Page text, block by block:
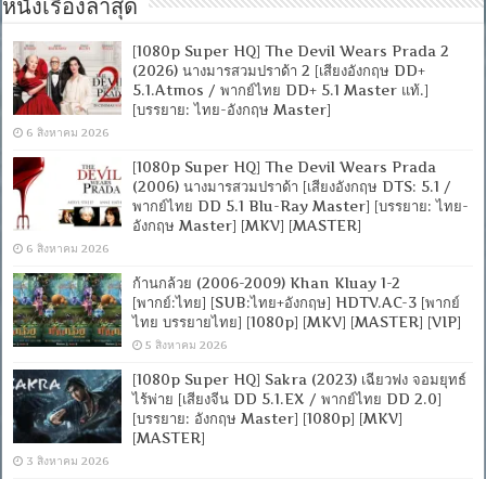
หนังเรื่องล่าสุด
[1080p Super HQ] The Devil Wears Prada 2
(2026) นางมารสวมปราด้า 2 [เสียงอังกฤษ DD+
5.1.Atmos / พากย์ไทย DD+ 5.1 Master แท้.]
[บรรยาย: ไทย-อังกฤษ Master]
6 สิงหาคม 2026
[1080p Super HQ] The Devil Wears Prada
(2006) นางมารสวมปราด้า [เสียงอังกฤษ DTS: 5.1 /
พากย์ไทย DD 5.1 Blu-Ray Master] [บรรยาย: ไทย-
อังกฤษ Master] [MKV] [MASTER]
6 สิงหาคม 2026
ก้านกล้วย (2006-2009) Khan Kluay 1-2
[พากย์:ไทย] [SUB:ไทย+อังกฤษ] HDTV.AC-3 [พากย์
ไทย บรรยายไทย] [1080p] [MKV] [MASTER] [VIP]
5 สิงหาคม 2026
[1080p Super HQ] Sakra (2023) เฉียวฟง จอมยุทธ์
ไร้พ่าย [เสียงจีน DD 5.1.EX / พากย์ไทย DD 2.0]
[บรรยาย: อังกฤษ Master] [1080p] [MKV]
[MASTER]
3 สิงหาคม 2026